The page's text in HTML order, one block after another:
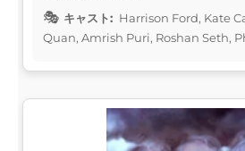
キャスト: Harrison Ford, Kate
Quan, Amrish Puri, Roshan Seth,